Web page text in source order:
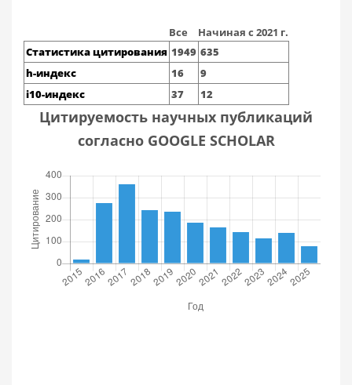
Все
Начиная с 2021 г.
Статистика цитирования 1949 635
h-индекс
16
9
i10-индекс
37 12
Цитируемость научных публикаций
согласно GOOGLE SCHOLAR